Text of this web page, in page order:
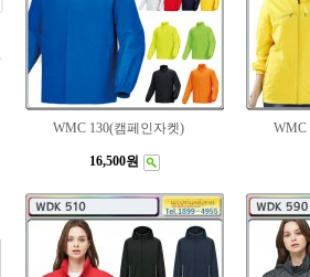
WMC 130(캠페인자켓)
16,500원
WMC